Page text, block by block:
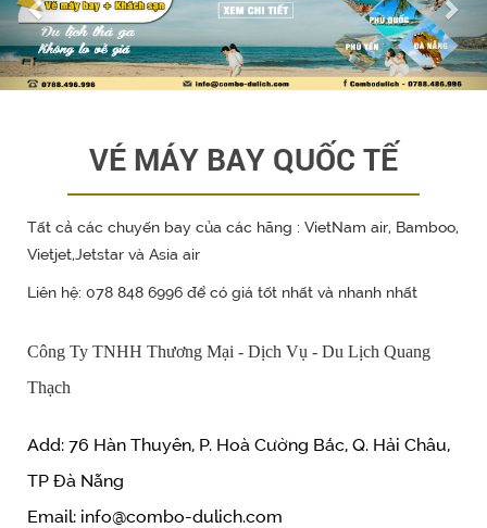
VÉ MÁY BAY QUỐC TẾ
Tất cả các chuyến bay của các hãng : VietNam air, Bamboo,
Vietjet,Jetstar và Asia air
Liên hệ: 078 848 6996 để có giá tốt nhất và nhanh nhất
Công Ty TNHH Thương Mại - Dịch Vụ - Du Lịch Quang
Thạch
Add: 76 Hàn Thuyên, P. Hoà Cường Bắc, Q. Hải Châu,
TP Đà Nẵng
Email: info@combo-dulich.com